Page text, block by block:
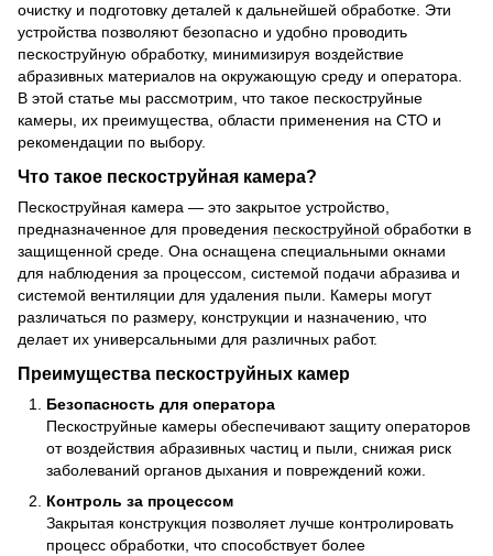
очистку и подготовку деталей к дальнейшей обработке. Эти
устройства позволяют безопасно и удобно проводить
пескоструйную обработку, минимизируя воздействие
абразивных материалов на окружающую среду и оператора.
В этой статье мы рассмотрим, что такое пескоструйные
камеры, их преимущества, области применения на СТО и
рекомендации по выбору.
Что такое пескоструйная камера?
Пескоструйная камера — это закрытое устройство,
предназначенное для проведения пескоструйной обработки в
защищенной среде. Она оснащена специальными окнами
для наблюдения за процессом, системой подачи абразива и
системой вентиляции для удаления пыли. Камеры могут
различаться по размеру, конструкции и назначению, что
делает их универсальными для различных работ.
Преимущества пескоструйных камер
Безопасность для оператора
Пескоструйные камеры обеспечивают защиту операторов
от воздействия абразивных частиц и пыли, снижая риск
заболеваний органов дыхания и повреждений кожи.
Контроль за процессом
Закрытая конструкция позволяет лучше контролировать
процесс обработки, что способствует более